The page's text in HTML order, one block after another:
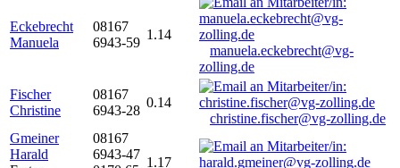
Eckebrecht
Manuela
08167
6943-59
1.14
manuela.eckebrecht@vg-
zolling.de
Fischer
Christine
08167
6943-28
0.14
christine.fischer@vg-zolling.de
Gmeiner
Harald
08167
6943-47
1.17